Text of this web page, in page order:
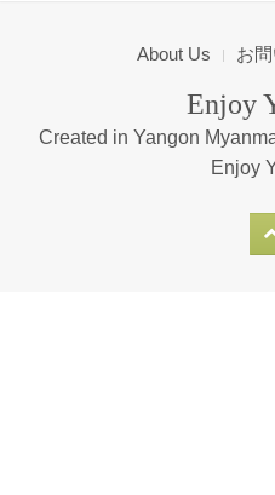
About Us お
Enjoy
Created in Yangon
Enjoy